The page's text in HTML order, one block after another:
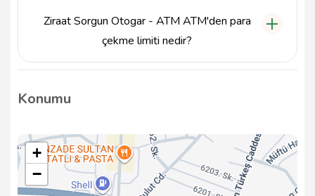
Ziraat Sorgun Otogar - ATM ATM'den para
çekme limiti nedir?
Ziraat Sorgun Otogar - ATM ATM'den yapılan para
olarak değişiklik gösterebilir.
Konumu
+
−